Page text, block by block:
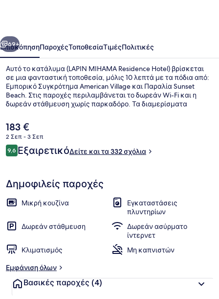
Θέα στην πόλη
Επόμενο
69+
ΕπισκόπησηΠαροχέςΤοποθεσίαΤιμέςΠολιτικές
Αυτό το κατάλυμα (LAPIN MIHAMA Residence Hotel) βρίσκεται
σε μια φανταστική τοποθεσία, μόλις 10 λεπτά με τα πόδια από:
Εμπορικό Συγκρότημα American Village και Παραλία Sunset
Beach. Στις παροχές περιλαμβάνεται το δωρεάν Wi-Fi και η
δωρεάν στάθμευση χωρίς παρκαδόρο. Τα διαμερίσματα
πλυντήρια/στεγνωτήρια, καθώς και βαθιές μπανιέρες και
τηλεοράσεις με επίπεδη οθόνη. Άλλοι ταξιδιώτες λατρεύουν το
εξυπηρετικό προσωπικό.
Η
τρέχουσα
τιμή
είναι
183 €
2 Σεπ - 3 Σεπ
Σχόλια
9,69,6 στα 10
ΕξαιρετικόΔείτε και τα 332 σχόλια
Δημοφιλείς παροχές
Μικρή κουζίνα
Εγκαταστάσεις
πλυντηρίων
Δωρεάν στάθμευση
Δωρεάν ασύρματο
ίντερνετ
Κλιματισμός
Μη καπνιστών
Εμφάνιση όλων
Βασικές παροχές (4)